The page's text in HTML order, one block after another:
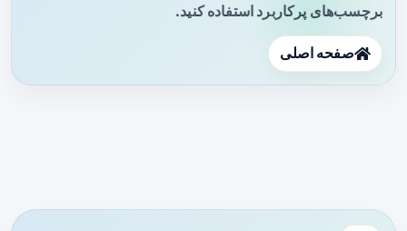
برچسب‌های پرکاربرد استفاده کنید.
صفحه اصلی